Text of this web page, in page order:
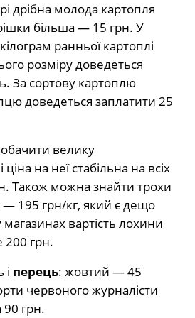
дрібна молода картопля
більша — 15 грн. У
ранньої картоплі
розміру доведеться
За сортову картоплю
доведеться заплатити 25
велику
ціна на неї стабільна на всіх
Також можна знайти трохи
195 грн/кг, який є дещо
вартість лохини
грн.
перець: жовтий — 45
червоного журналісти
90 грн.